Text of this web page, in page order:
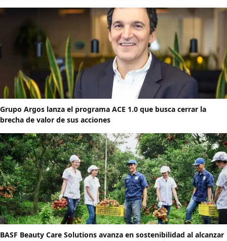
Grupo Argos lanza el programa ACE 1.0 que busca cerrar la
brecha de valor de sus acciones
BASF Beauty Care Solutions avanza en sostenibilidad al alcanzar